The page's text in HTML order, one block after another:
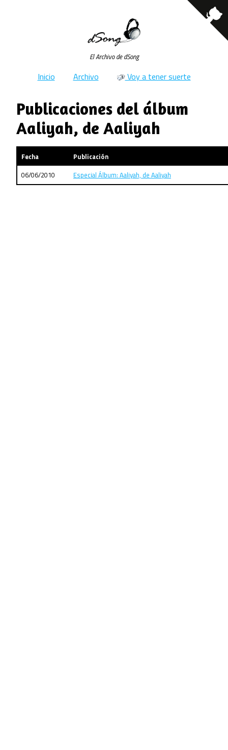
El Archivo de dSong
Inicio Archivo Voy a tener suerte
Publicaciones del álbum
Aaliyah, de Aaliyah
Fecha
Publicación
06/06/2010
Especial Álbum: Aaliyah, de Aaliyah